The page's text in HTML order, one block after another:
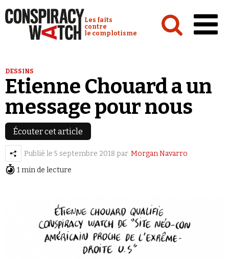
Conspiracy Watch :
Les faits
contre
le complotisme
Analyses
Conspipédia
Vidéos
Émissions
Newsletter
DESSINS
Etienne Chouard a un
message pour nous
Écouter cet article
Publié le 5 septembre 2018 par Morgan Navarro
1 min de lecture